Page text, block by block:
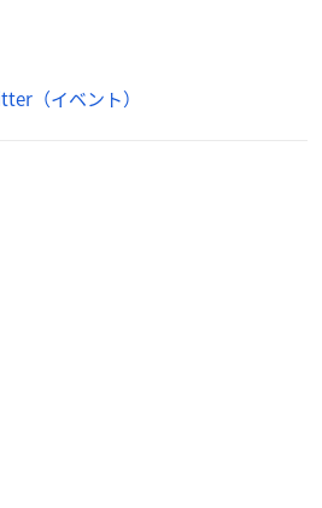
年3月31日(水)までの1日限り有効
い。自動改札機のない駅では駅係
（イベント）